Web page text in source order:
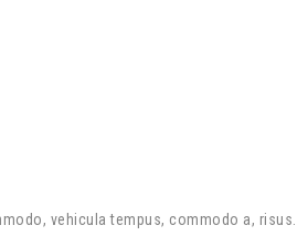
vehicula tempus, commodo a, risus.